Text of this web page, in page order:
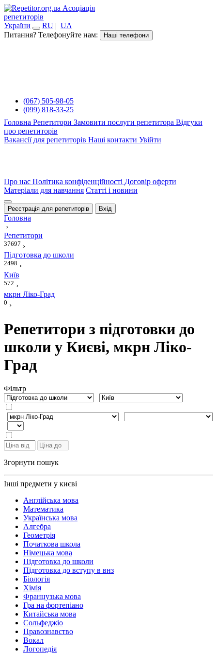
Асоціація
репетиторів
України
RU | UA
Питання? Телефонуйте нам:
Наші телефони
(067) 505-98-05
(099) 818-33-25
Головна Репетитори Замовити послуги репетитора Відгуки
про репетиторів
Вакансії для репетиторів Наші контакти Увійти
Про нас Політика конфіденційності Договір оферти
Матеріали для навчання Статті і новини
Реєстрація для репетиторів Вхід
Головна
›
Репетитори
37697 ›
Підготовка до школи
2498 ›
Київ
572 ›
мкрн Ліко-Град
0 ›
Репетитори з підготовки до
школи у Києві, мкрн Ліко-
Град
Фiльтр
Згорнути пошук
Інші предмети у києві
Англійська мова
Математика
Українська мова
Алгебра
Геометрія
Початкова школа
Німецька мова
Підготовка до школи
Підготовка до вступу в внз
Біологія
Хімія
Французька мова
Гра на фортепіано
Китайська мова
Сольфеджіо
Правознавство
Вокал
Логопедія